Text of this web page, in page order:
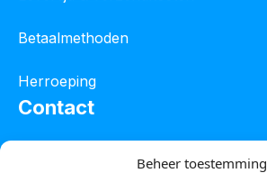
Beheer toestemming
Betaalmethoden
Herroeping
Contact